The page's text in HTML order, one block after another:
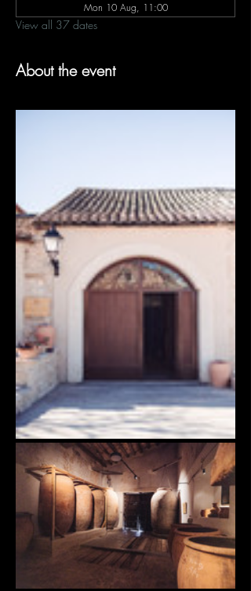
Mon 10 Aug, 11:00
View all 37 dates
About the event